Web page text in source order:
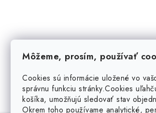
Môžeme, prosím, používať
Cookies sú informácie uložené vo
správnu funkciu stránky.Cookies
košíka, umožňujú sledovať stav
Okrem toho používame analytické,